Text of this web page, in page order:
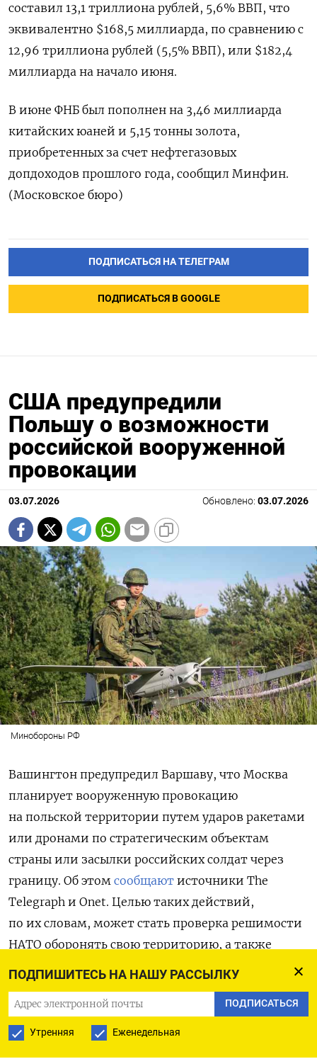
ПОДПИШИТЕСЬ НА НАШУ РАССЫЛКУ
ПОДПИСАТЬСЯ
Утренняя Еженедельная
составил 13,1 ​триллиона ​рублей, ‌5,6% ВВП, что
эквивалентно $168,5 ​миллиарда, по сравнению с
12,96 триллиона рублей (5,5% ВВП), или $182,4
миллиарда на начало июня.
В июне ФНБ был ​пополнен на ⁠3,46 миллиарда
китайских юаней ‌и 5,15 тонны золота,
‌приобретенных за счет нефтегазовых ​
допдоходов прошлого года, сообщил ‌Минфин.
(Московское бюро)
ПОДПИСАТЬСЯ НА ТЕЛЕГРАМ
ПОДПИСАТЬСЯ В GOOGLE
США предупредили
Польшу о возможности
российской вооруженной
провокации
03.07.2026 Обновлено: 03.07.2026
Минобороны РФ
Вашингтон предупредил Варшаву, что Москва
планирует вооруженную провокацию
на польской территории путем ударов ракетами
или дронами по стратегическим объектам
страны или засылки российских солдат через
границу. Об этом сообщают источники The
Telegraph и Onet. Целью таких действий,
по их словам, может стать проверка решимости
НАТО оборонять свою территорию, а также
По данным близких к президенту Польши ​
Каролю Навроцкому собеседников, США